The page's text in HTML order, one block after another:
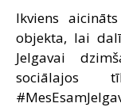
Ikviens
objekta, lai
Jelgavai
sociālajos